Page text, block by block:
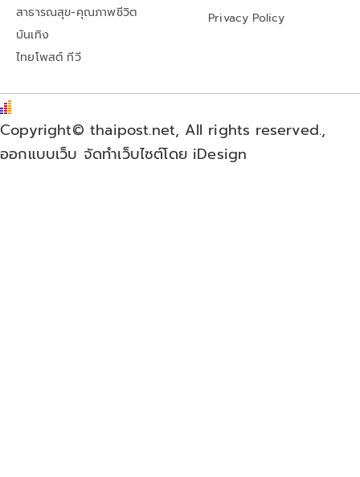
สาธารณสุข-คุณภาพชีวิต
บันเทิง
ไทยโพสต์ ทีวี
Privacy Policy
Copyright© thaipost.net, All rights reserved.,
ออกแบบเว็บ จัดทำเว็บไซต์โดย iDesign